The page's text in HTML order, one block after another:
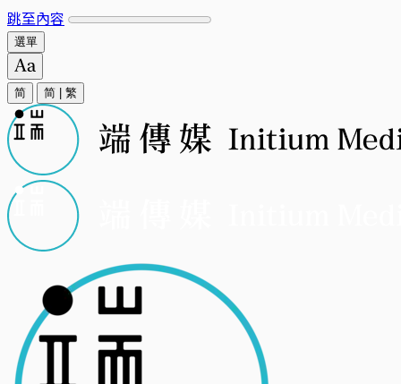
跳至內容
選單
简 简 繁